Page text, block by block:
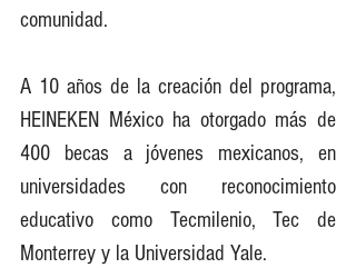
comunidad.
A 10 años de la creación del programa,
HEINEKEN México ha otorgado más de
400 becas a jóvenes mexicanos, en
universidades con reconocimiento
educativo como Tecmilenio, Tec de
Monterrey y la Universidad Yale.